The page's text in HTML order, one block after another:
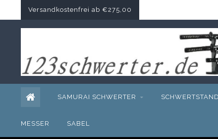
Versandkostenfrei ab €275,00
SAMURAI SCHWERTER
MESSER SABEL